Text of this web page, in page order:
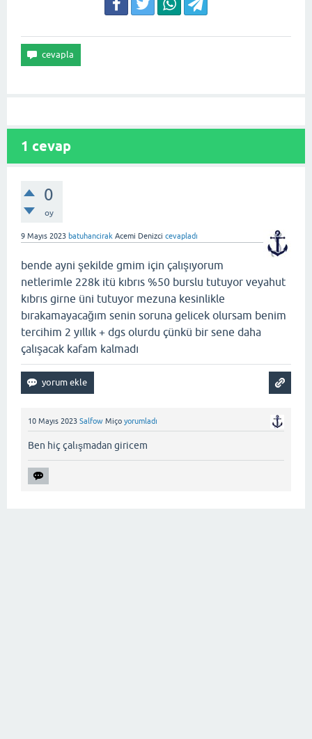
1 cevap
0
oy
9 Mayıs 2023 batuhancirak Acemi Denizci cevapladı
bende ayni şekilde gmim için çalışıyorum
netlerimle 228k itü kıbrıs %50 burslu tutuyor veyahut
kıbrıs girne üni tutuyor mezuna kesinlikle
bırakamayacağım senin soruna gelicek olursam benim
tercihim 2 yıllık + dgs olurdu çünkü bir sene daha
çalışacak kafam kalmadı
10 Mayıs 2023 Salfow Miço yorumladı
Ben hiç çalışmadan giricem